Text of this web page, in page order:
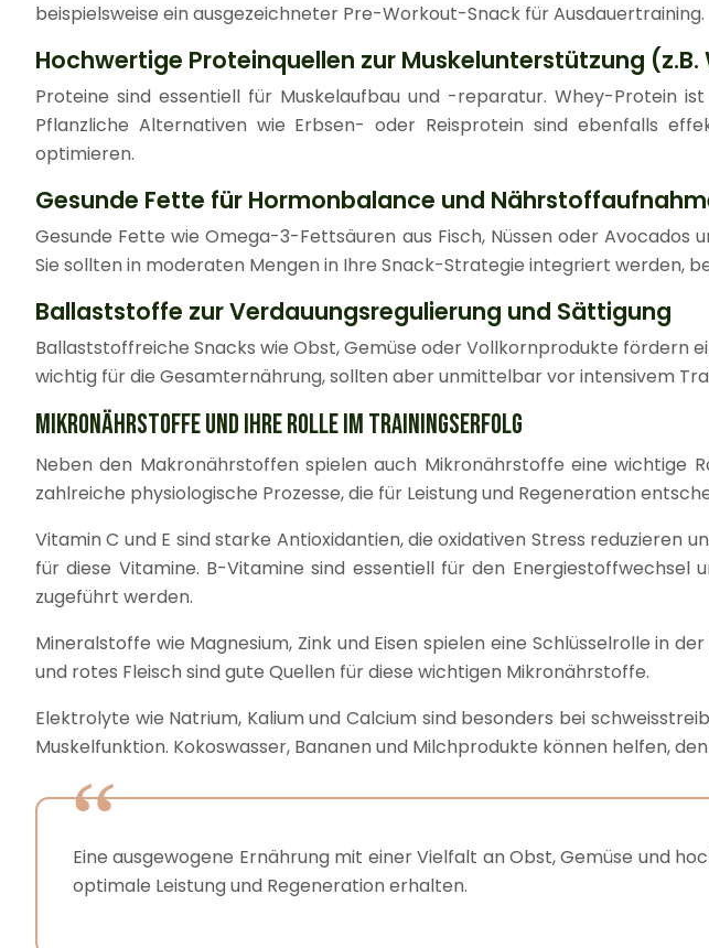
beispielsweise ein ausgezeichneter Pre-Workout-Snack für Ausdauertraining.
Hochwertige Proteinquellen zur Muskelunterstützung
Proteine sind essentiell für Muskelaufbau und -reparatur. Whey-Protein
Pflanzliche Alternativen wie Erbsen- oder Reisprotein sind ebenfalls
optimieren.
Gesunde Fette für Hormonbalance und
Gesunde Fette wie Omega-3-Fettsäuren aus Fisch, Nüssen oder
Sie sollten in moderaten Mengen in Ihre Snack-Strategie integriert werden,
Ballaststoffe zur Verdauungsregulierung und Sättigung
Ballaststoffreiche Snacks wie Obst, Gemüse oder Vollkornprodukte fördern
wichtig für die Gesamternährung, sollten aber unmittelbar vor intensivem
MIKRONÄHRSTOFFE UND IHRE ROLLE IM TRAININGSERFOLG
Neben den Makronährstoffen spielen auch Mikronährstoffe eine wichtige
zahlreiche physiologische Prozesse, die für Leistung und Regeneration
Vitamin C und E sind starke Antioxidantien, die oxidativen Stress reduzieren
für diese Vitamine. B-Vitamine sind essentiell für den
zugeführt werden.
Mineralstoffe wie Magnesium, Zink und Eisen spielen eine Schlüsselrolle in
und rotes Fleisch sind gute Quellen für diese wichtigen Mikronährstoffe.
Elektrolyte wie Natrium, Kalium und Calcium sind besonders bei
Muskelfunktion. Kokoswasser, Bananen und Milchprodukte können helfen,
Eine ausgewogene Ernährung mit einer Vielfalt an Obst, Gemüse und
optimale Leistung und Regeneration erhalten.